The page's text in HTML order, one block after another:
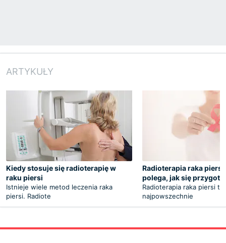
ARTYKUŁY
Kiedy stosuje się radioterapię w
raku piersi
Istnieje wiele metod leczenia raka
piersi. Radiote
Radioterapia raka piersi
polega, jak się
Radioterapia raka piersi to
najpowszechnie